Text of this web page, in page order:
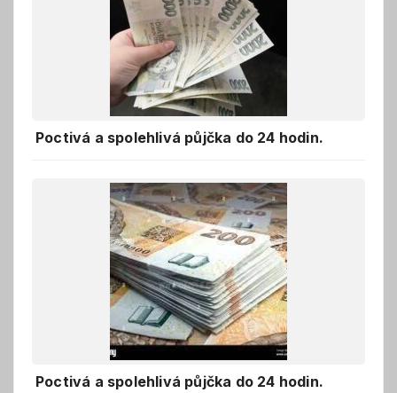
Poctivá a spolehlivá půjčka do 24 hodin.
Poctivá a spolehlivá půjčka do 24 hodin.